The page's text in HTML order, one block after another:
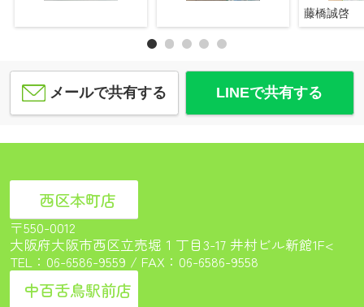
藤橋誠啓
メールで共有する LINEで共有する
西区本町店
〒550-0012
大阪府大阪市西区立売堀１丁目3-17 井村ビル新館1F<
TEL： 06-6586-9559 / FAX：06-6586-9558
中百舌鳥駅前店